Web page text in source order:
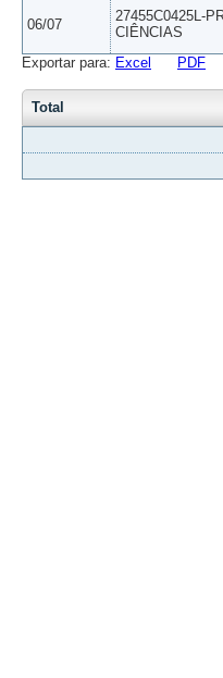
06/07
27455C0425L-
CIÊNCIAS
Exportar para: Excel PDF
Total